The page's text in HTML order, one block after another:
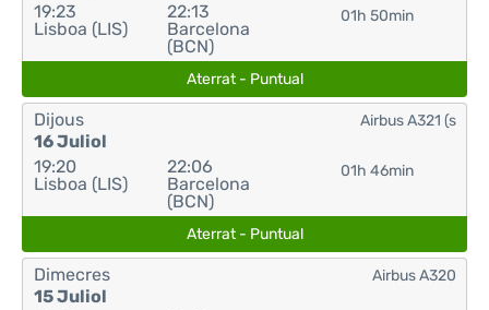
19:23
Lisboa (LIS)
22:13
Barcelona
(BCN)
01h 50min
Aterrat - Puntual
Dijous
16 Juliol
19:20
Lisboa (LIS)
22:06
Barcelona
(BCN)
01h 46min
Airbus A321 (s
Aterrat - Puntual
Dimecres
15 Juliol
Airbus A320